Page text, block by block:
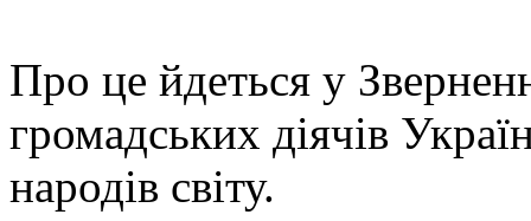
Про це йдеться у
громадських діячів
народів світу.